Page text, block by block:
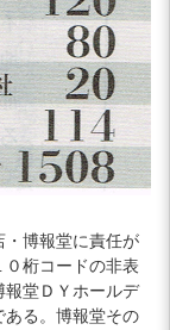
・博報堂に責任が
桁コードの非表
報堂ＤＹホールデ
ある。博報堂その